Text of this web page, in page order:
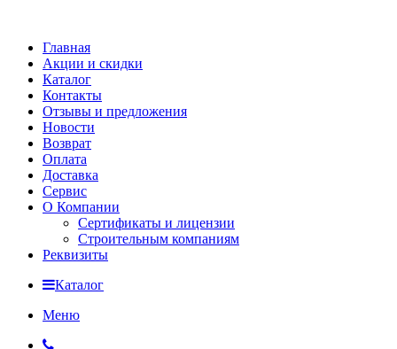
Главная
Акции и скидки
Каталог
Контакты
Отзывы и предложения
Новости
Возврат
Оплата
Доставка
Сервис
О Компании
Сертификаты и лицензии
Строительным компаниям
Реквизиты
Каталог
Меню